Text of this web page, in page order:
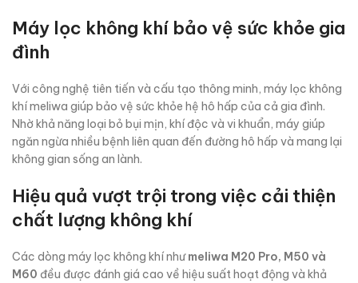
Máy lọc không khí bảo vệ sức khỏe gia
đình
Với công nghệ tiên tiến và cấu tạo thông minh, máy lọc không
khí meliwa giúp bảo vệ sức khỏe hệ hô hấp của cả gia đình.
Nhờ khả năng loại bỏ bụi mịn, khí độc và vi khuẩn, máy giúp
ngăn ngừa nhiều bệnh liên quan đến đường hô hấp và mang lại
không gian sống an lành.
Hiệu quả vượt trội trong việc cải thiện
chất lượng không khí
Các dòng máy lọc không khí nhưmeliwa M20 Pro, M50 và
M60 đều được đánh giá cao về hiệu suất hoạt động và khả